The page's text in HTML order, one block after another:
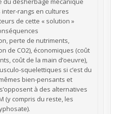
rangs en cultures
de cette « solution »
perte de nutriments,
de CO2), économiques (coût
coût de la main d’oeuvre),
squelettiques si c’est du
bien-pensants et
à des alternatives
(y compris du reste, les